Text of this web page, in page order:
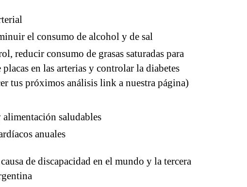
el consumo de alcohol y de sal
reducir consumo de grasas saturadas para
en las arterias y controlar la diabetes
tus próximos análisis link a nuestra página)
saludables
anuales
de discapacidad en el mundo y la tercera